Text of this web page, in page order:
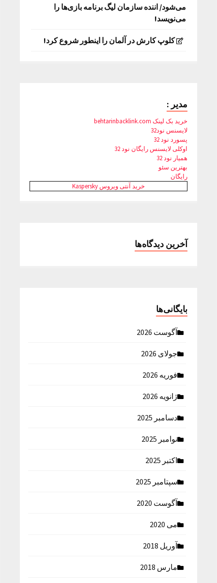
می‌شود/ اننده سازمان لیگ برنامه بازی‌ها را
می‌نویسد!
کلوپ کارش در آلمان را اینطور شروع کرد!
مدیر :
خرید بک لینک behtarinbacklink.com
لایسنس نود32
پسورد نود 32
اوکلی لایسنس رایگان نود 32
همیار نود 32
بهترین سئو
رایگان
خرید آنتی ویروس Kaspersky
آخرین دیدگاه‌ها
بایگانی‌ها
آگوست 2026
جولای 2026
فوریه 2026
ژانویه 2026
دسامبر 2025
نوامبر 2025
اکتبر 2025
سپتامبر 2025
آگوست 2020
می 2020
آوریل 2018
مارس 2018